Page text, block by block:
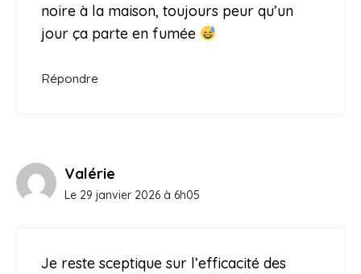
noire à la maison, toujours peur qu’un
jour ça parte en fumée
Répondre
Valérie
Le 29 janvier 2026 à 6h05
Je reste sceptique sur l’efficacité des